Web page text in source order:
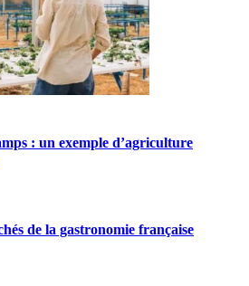
: un exemple d’agriculture
de la gastronomie française